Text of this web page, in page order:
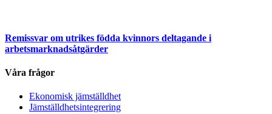
Remissvar om utrikes födda kvinnors deltagande i
arbetsmarknadsåtgärder
Våra frågor
Ekonomisk jämställdhet
Jämställdhetsintegrering